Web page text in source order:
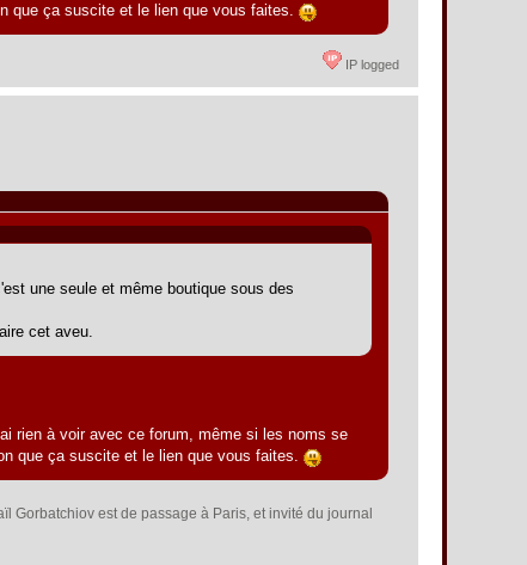
que ça suscite et le lien que vous faites.
IP logged
une seule et même boutique sous des
cet aveu.
rien à voir avec ce forum, même si les noms se
que ça suscite et le lien que vous faites.
Gorbatchiov est de passage à Paris, et invité du journal